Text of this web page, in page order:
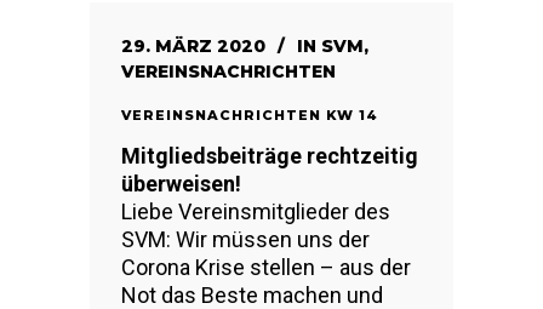
29. MÄRZ 2020 IN SVM,
VEREINSNACHRICHTEN
VEREINSNACHRICHTEN KW 14
Mitgliedsbeiträge rechtzeitig
überweisen!
Liebe Vereinsmitglieder des
SVM: Wir müssen uns der
Corona Krise stellen – aus der
Not das Beste machen und